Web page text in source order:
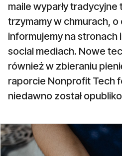
maile wyparły
trzymamy w chmurach, o
informujemy na
social mediach. Nowe
również w zbieraniu
raporcie Nonprofit Tech
niedawno został